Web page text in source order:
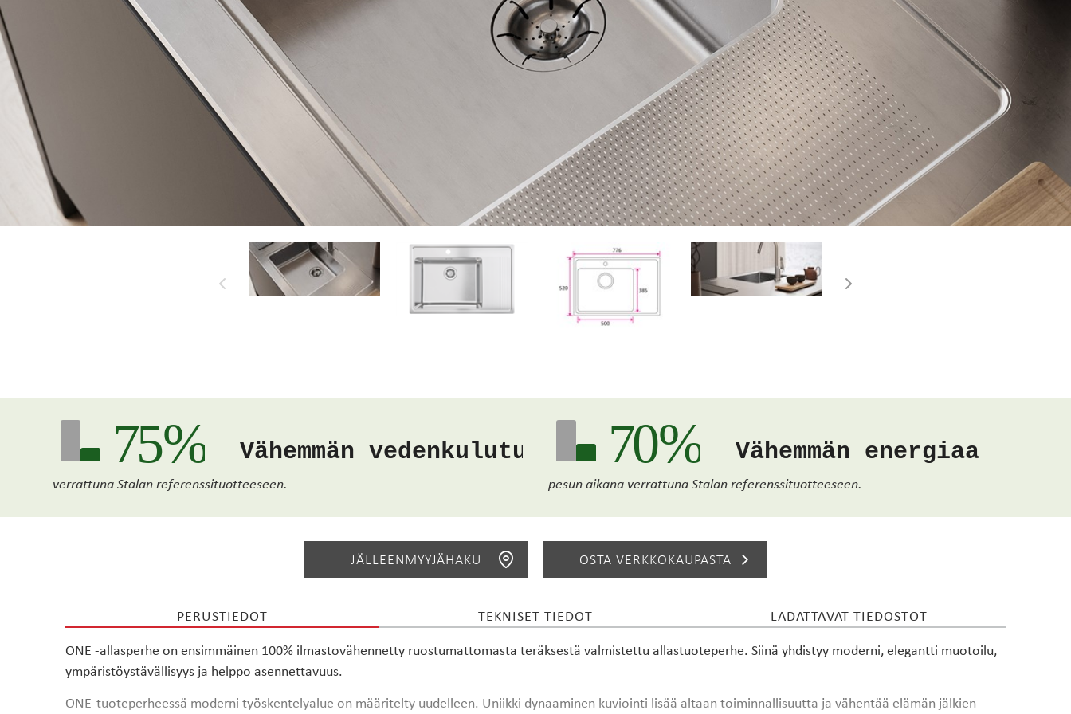
käytettävät
materiaalit
Suunnittelijoille Usein kysyttyä Esitteet
DESIGNERILLA
MADELLA
SUUNNITTELIJOILLE
75 % Vähemmän vedenkulutusta
verrattuna Stalan referenssituotteeseen.
70 % Vähemmän energiaa
pesun aikana verrattuna Stalan referenssituotteeseen.
JÄLLEENMYYJÄHAKU OSTA VERKKOKAUPASTA
PERUSTIEDOT TEKNISET TIEDOT LADATTAVAT TIEDOSTOT
ONE -allasperhe on ensimmäinen 100% ilmastovähennetty ruostumattomasta teräksestä valmistettu allastuoteperhe. Siinä yhdistyy moderni, elegantti muotoilu,
ympäristöystävällisyys ja helppo asennettavuus.
ONE-tuoteperheessä moderni työskentelyalue on määritelty uudelleen. Uniikki dynaaminen kuviointi lisää altaan toiminnallisuutta ja vähentää elämän jälkien